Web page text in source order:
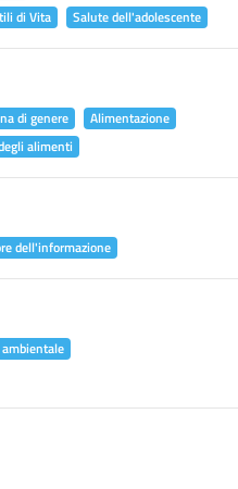
di Vita Salute dell'adolescente
di genere
Alimentazione
alimenti
dell'informazione